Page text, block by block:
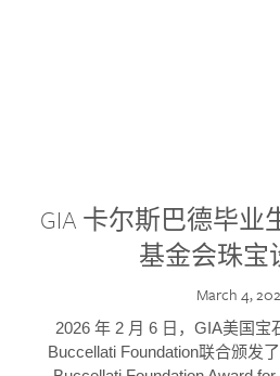
GIA 卡尔斯巴德毕业
基金会珠宝
March 4,
2026 年 2 月 6 日，GIA美国宝
Buccellati Foundation联合颁发